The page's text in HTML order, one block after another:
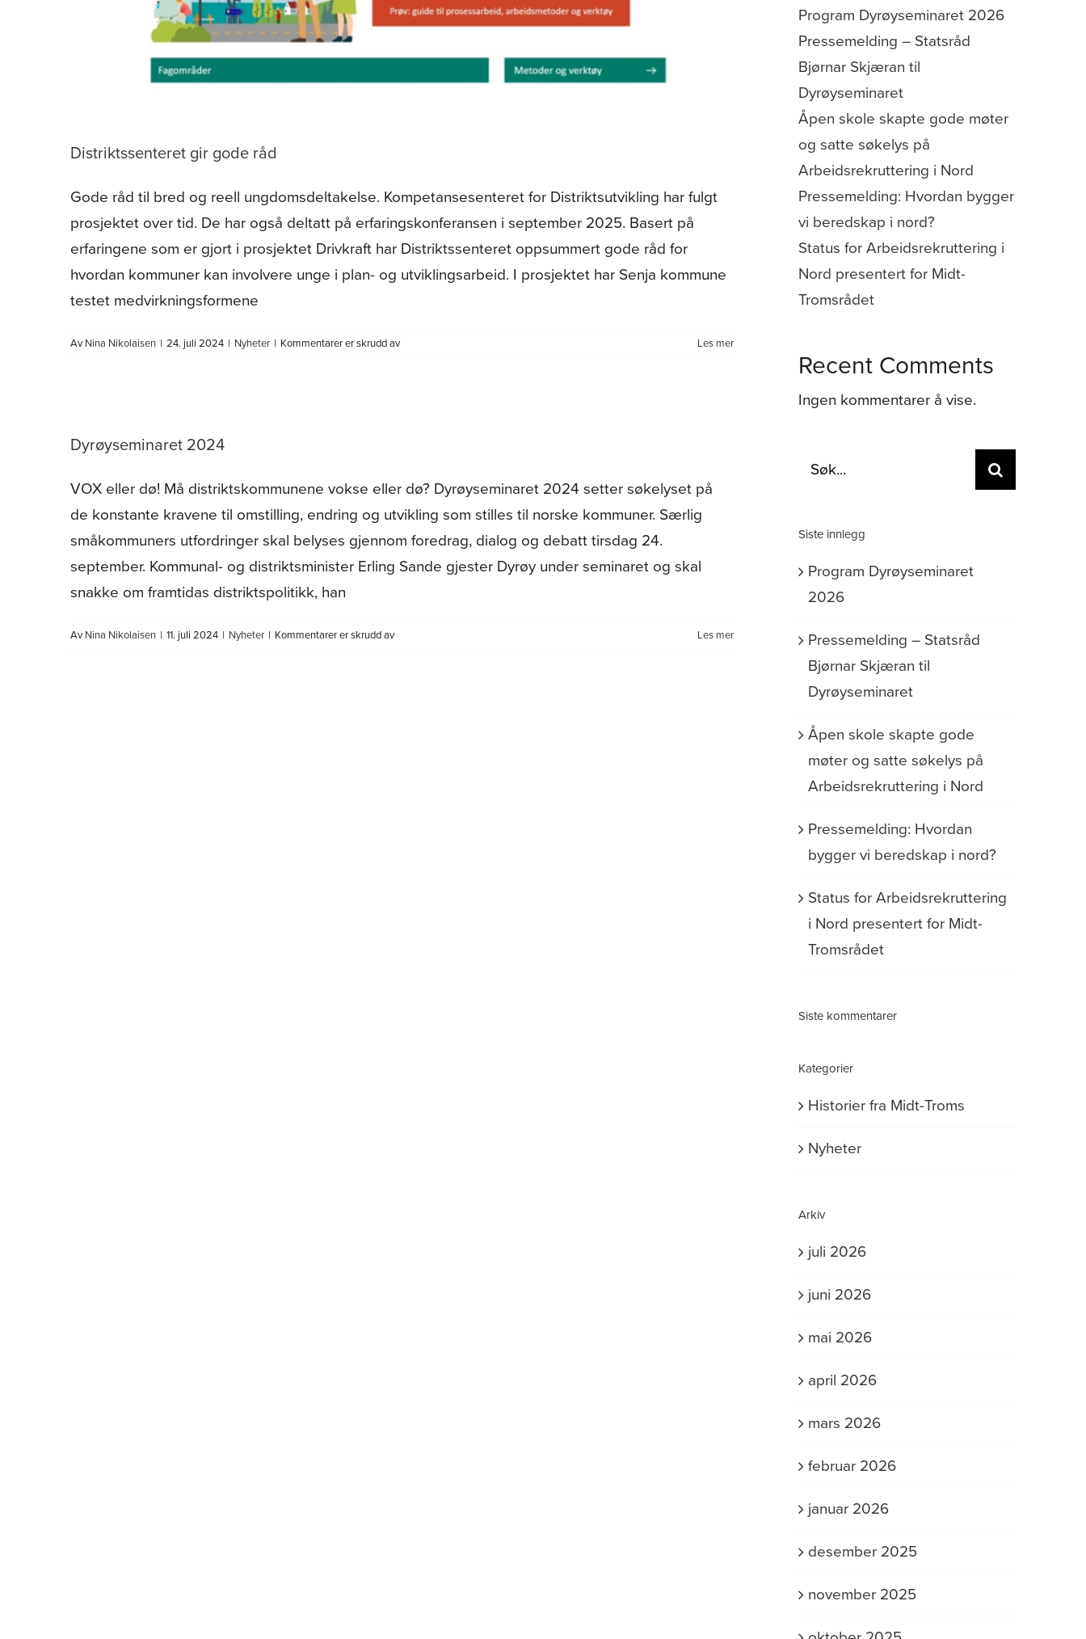
Distriktssenteret gir gode råd
Gode råd til bred og reell ungdomsdeltakelse. Kompetansesenteret for Distriktsutvikling har fulgt
prosjektet over tid. De har også deltatt på erfaringskonferansen i september 2025. Basert på
erfaringene som er gjort i prosjektet Drivkraft har Distriktssenteret oppsummert gode råd for
hvordan kommuner kan involvere unge i plan- og utviklingsarbeid. I prosjektet har Senja kommune
testet medvirkningsformene
AvNina Nikolaisen | 24. juli 2024 | Nyheter | Kommentarer er skrudd avfor
Les mer
Dyrøyseminaret 2024
VOX eller dø! Må distriktskommunene vokse eller dø? Dyrøyseminaret 2024 setter søkelyset på
de konstante kravene til omstilling, endring og utvikling som stilles til norske kommuner. Særlig
småkommuners utfordringer skal belyses gjennom foredrag, dialog og debatt tirsdag 24.
september. Kommunal- og distriktsminister Erling Sande gjester Dyrøy under seminaret og skal
snakke om framtidas distriktspolitikk, han
AvNina Nikolaisen | 11. juli 2024 | Nyheter | Kommentarer er skrudd avfor
Les mer
Program Dyrøyseminaret 2026
Pressemelding – Statsråd
Bjørnar Skjæran til
Dyrøyseminaret
Åpen skole skapte gode møter
og satte søkelys på
Arbeidsrekruttering i Nord
Pressemelding: Hvordan bygger
vi beredskap i nord?
Status for Arbeidsrekruttering i
Nord presentert for Midt-
Tromsrådet
Recent Comments
Ingen kommentarer å vise.
Søk
Siste innlegg
Program Dyrøyseminaret
2026
Pressemelding – Statsråd
Bjørnar Skjæran til
Dyrøyseminaret
Åpen skole skapte gode
møter og satte søkelys på
Arbeidsrekruttering i Nord
Pressemelding: Hvordan
bygger vi beredskap i nord?
Status for Arbeidsrekruttering
i Nord presentert for Midt-
Tromsrådet
Siste kommentarer
Kategorier
Historier fra Midt-Troms
Nyheter
Arkiv
juli 2026
juni 2026
mai 2026
april 2026
mars 2026
februar 2026
januar 2026
desember 2025
november 2025